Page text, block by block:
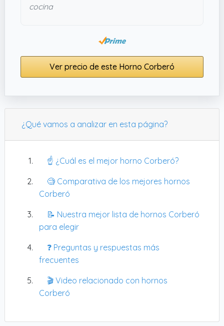
cocina
Ver precio de este Horno Corberó
¿Qué vamos a analizar en esta página?
☝️ ¿Cuál es el mejor horno Corberó?
🧐 Comparativa de los mejores hornos
Corberó
📝 Nuestra mejor lista de hornos Corberó
para elegir
❓ Preguntas y respuestas más
frecuentes
🎬 Video relacionado con hornos
Corberó